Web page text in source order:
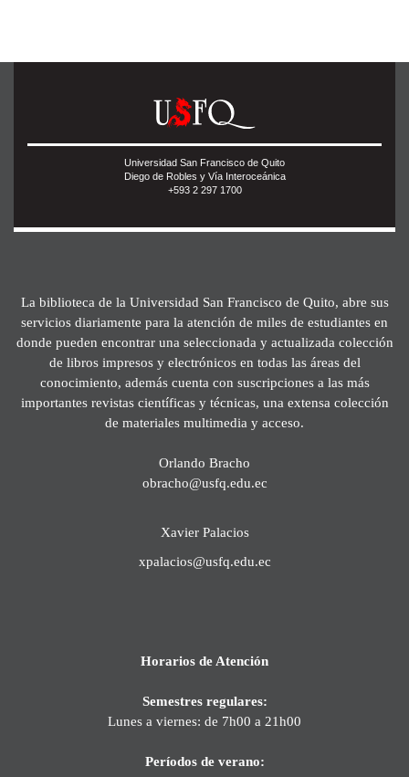
Universidad San Francisco de Quito
Diego de Robles y Vía Interoceánica
+593 2 297 1700
La biblioteca de la Universidad San Francisco de Quito, abre sus
servicios diariamente para la atención de miles de estudiantes en
donde pueden encontrar una seleccionada y actualizada colección
de libros impresos y electrónicos en todas las áreas del
conocimiento, además cuenta con suscripciones a las más
importantes revistas científicas y técnicas, una extensa colección
de materiales multimedia y acceso.
Orlando Bracho
obracho@usfq.edu.ec
Xavier Palacios
xpalacios@usfq.edu.ec
Horarios de Atención
Semestres regulares:
Lunes a viernes: de 7h00 a 21h00
Períodos de verano: